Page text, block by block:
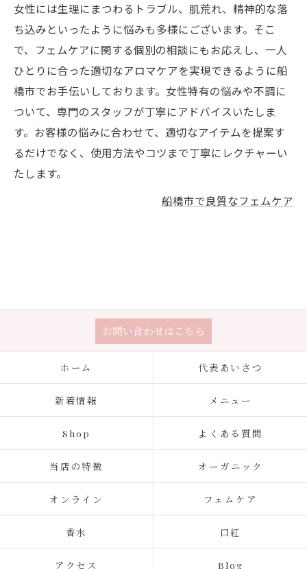
女性には生理にまつわるトラブル、肌荒れ、精神的な落
ち込みといったように悩みも多様にございます。そこ
で、フェムケアに関する個別の相談にもお応えし、一人
ひとりに合った適切なアロマケアを実現できるように船
橋市でお手伝いしております。女性特有の悩みや不調に
ついて、専門のスタッフが丁寧にアドバイスいたしま
す。お客様の悩みに合わせて、適切なアイテムを提案す
るだけでなく、使用方法やコツまで丁寧にレクチャーい
たします。
船橋市で良質なフェムケア
お問い合わせはこちら
ホーム 代表あいさつ
新着情報 メニュー
Shop よくある質問
当店の特徴 オーガニック
オンライン フェムケア
香水 口紅
アクセス Blog